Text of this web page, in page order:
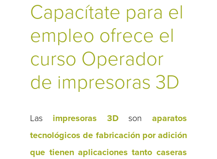
Capacítate para el
empleo ofrece el
curso Operador
de impresoras 3D
Las impresoras 3Dson aparatos
tecnológicos de fabricación por adición
que tienen aplicaciones tanto caseras